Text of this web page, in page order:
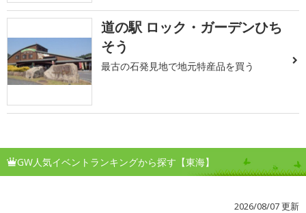
道の駅 ロック・ガーデンひち
そう
最古の石発見地で地元特産品を買う
GW人気イベントランキングから探す【東海】
2026/08/07 更新